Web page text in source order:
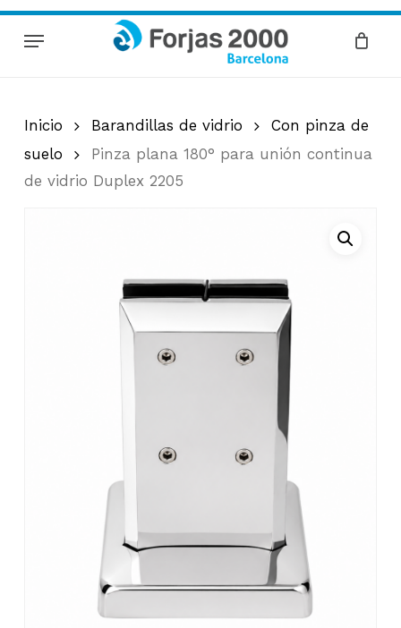
Skip
Menu
Cart Close
Cart
Inicio Barandillas de vidrio
Con pinza de
suelo
Pinza plana 180° para unión continua
de vidrio Duplex 2205